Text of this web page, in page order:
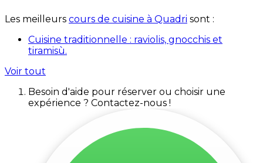
Les meilleurs cours de cuisine à Quadri sont :
Cuisine traditionnelle : raviolis, gnocchis et
tiramisù.
Voir tout
Besoin d'aide pour réserver ou choisir une
expérience ? Contactez-nous !